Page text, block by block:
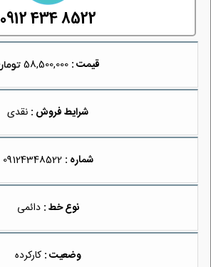
0912 434 8522
قیمت :
شرایط فروش : نقدی
شماره : 09124348522
نوع خط : دائمی
وضعیت : کارکرده